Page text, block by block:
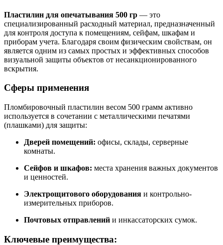
Пластилин для опечатывания 500 гр — это
специализированный расходный материал, предназначенный
для контроля доступа к помещениям, сейфам, шкафам и
приборам учета. Благодаря своим физическим свойствам, он
является одним из самых простых и эффективных способов
визуальной защиты объектов от несанкционированного
вскрытия.
Сферы применения
Пломбировочный пластилин весом 500 грамм активно
используется в сочетании с металлическими печатями
(плашками) для защиты:
Дверей помещений: офисы, склады, серверные
комнаты.
Сейфов и шкафов: места хранения важных документов
и ценностей.
Электрощитового оборудования и контрольно-
измерительных приборов.
Почтовых отправлений и инкассаторских сумок.
Ключевые преимущества: